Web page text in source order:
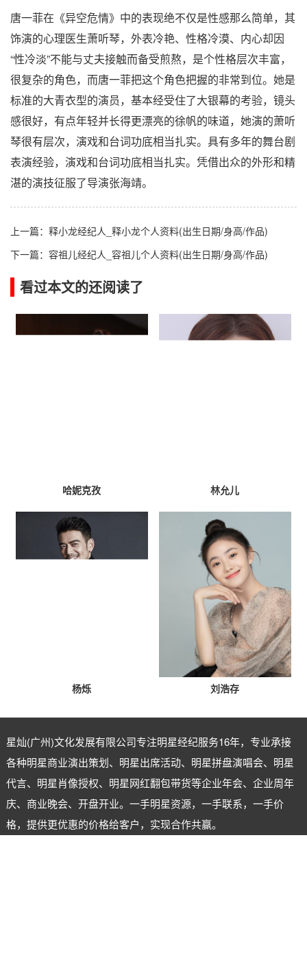
唐一菲在《异空危情》中的表现绝不仅是性感那么简单，其
饰演的心理医生萧听琴，外表冷艳、性格冷漠、内心却因
“性冷淡”不能与丈夫接触而备受煎熬，是个性格层次丰富，
很复杂的角色，而唐一菲把这个角色把握的非常到位。她是
标准的大青衣型的演员，基本经受住了大银幕的考验，镜头
感很好，有点年轻并长得更漂亮的徐帆的味道，她演的萧听
琴很有层次，演戏和台词功底相当扎实。具有多年的舞台剧
表演经验，演戏和台词功底相当扎实。凭借出众的外形和精
湛的演技征服了导演张海靖。
上一篇： 释小龙经纪人_释小龙个人资料(出生日期/身高/作品)
下一篇： 容祖儿经纪人_容祖儿个人资料(出生日期/身高/作品)
看过本文的还阅读了
哈妮克孜 林允儿
杨烁 刘浩存
星灿(广州)文化发展有限公司专注明星经纪服务16年，专业承接
各种明星商业演出策划、明星出席活动、明星拼盘演唱会、明星
代言、明星肖像授权、明星网红翻包带货等企业年会、企业周年
庆、商业晚会、开盘开业。一手明星资源，一手联系，一手价
格，提供更优惠的价格给客户，实现合作共赢。